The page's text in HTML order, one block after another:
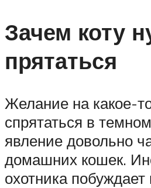
Зачем коту
прятаться
Желание на какое-
спрятаться в
явление довольно
домашних кошек.
охотника